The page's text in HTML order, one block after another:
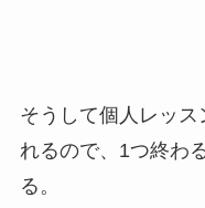
そうして個人レッス
れるので、1つ終わ
る。